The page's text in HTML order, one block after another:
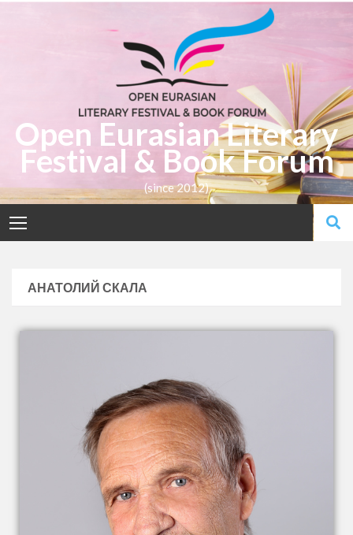
Open Eurasian Literary
Festival & Book Forum
(since 2012)
АНАТОЛИЙ СКАЛА